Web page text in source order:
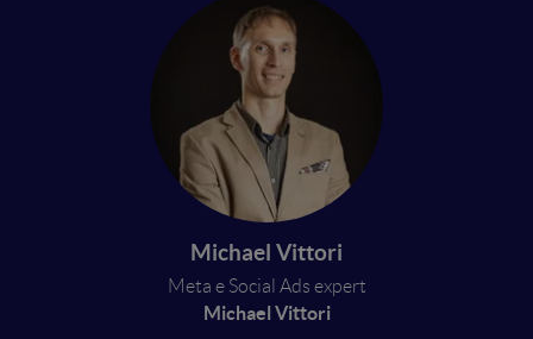
Michael Vittori
Meta e Social Ads expert
Michael Vittori